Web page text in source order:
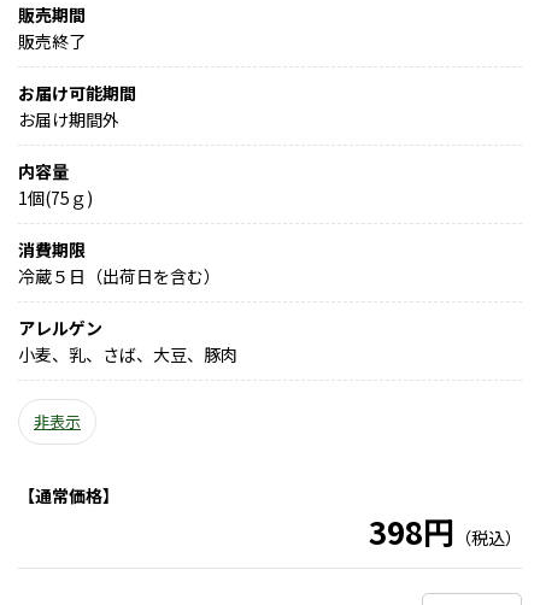
販売期間
販売終了
お届け可能期間
お届け期間外
内容量
1個(75ｇ)
消費期限
冷蔵５日（出荷日を含む）
アレルゲン
小麦、乳、さば、大豆、豚肉
非表示
【通常価格】
398円 （税込）